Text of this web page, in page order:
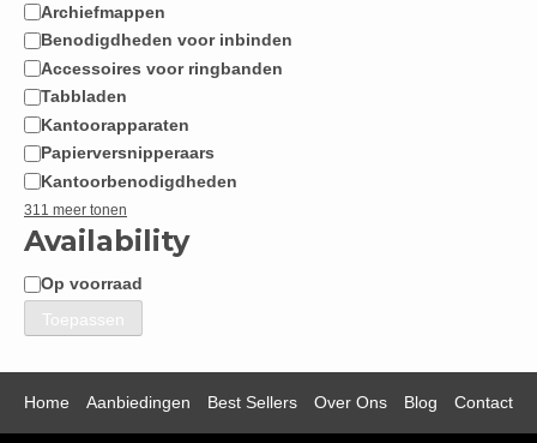
Archiefmappen
Benodigdheden voor inbinden
Accessoires voor ringbanden
Tabbladen
Kantoorapparaten
Papierversnipperaars
Kantoorbenodigdheden
311 meer tonen
Availability
Beschikbaarheid
Op voorraad
Toepassen
Home Aanbiedingen Best Sellers Over Ons Blog Contact